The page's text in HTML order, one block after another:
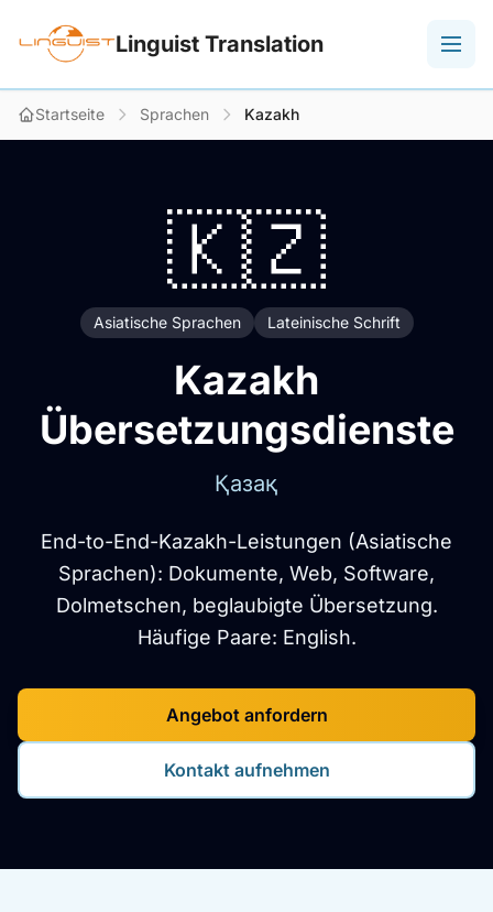
Linguist Translation
Startseite Sprachen Kazakh
🇰🇿
Asiatische Sprachen Lateinische Schrift
Kazakh
Übersetzungsdienste
Қазақ
End-to-End-Kazakh-Leistungen (Asiatische
Sprachen): Dokumente, Web, Software,
Dolmetschen, beglaubigte Übersetzung.
Häufige Paare: English.
Angebot anfordern
Kontakt aufnehmen